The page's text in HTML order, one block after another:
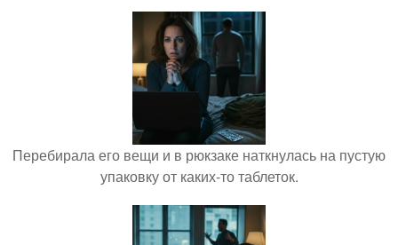
Перебирала его вещи и в рюкзаке наткнулась на пустую
упаковку от каких-то таблеток.